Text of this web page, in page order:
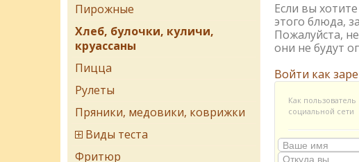
Если вы
этого блюда,
Пожалуйста,
они не будут
Войти как
Как пользователь
социальной сети
Пирожные
Хлеб, булочки, куличи,
круассаны
Пицца
Рулеты
Пряники, медовики, коврижки
Виды теста
Фритюр